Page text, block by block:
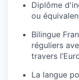
Diplôme
ou
Bilingue
réguliers
travers
La langue